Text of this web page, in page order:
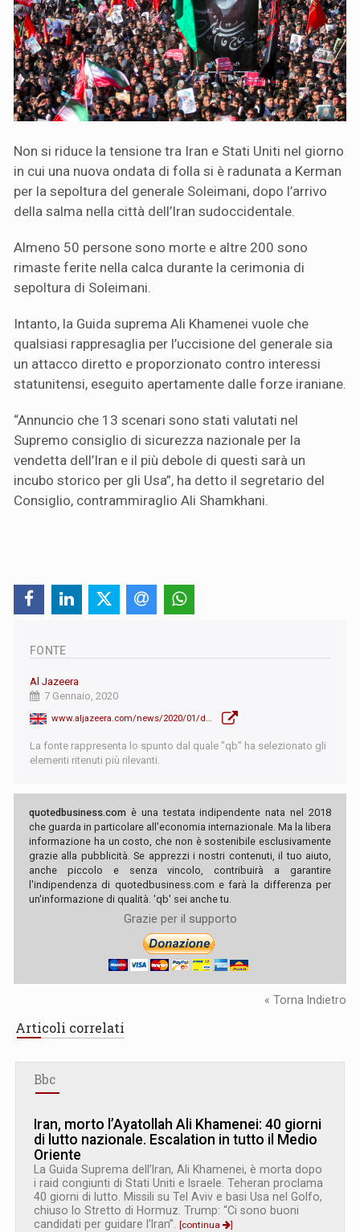
Non si riduce la tensione tra Iran e Stati Uniti nel giorno
in cui una nuova ondata di folla si è radunata a Kerman
per la sepoltura del generale Soleimani, dopo l’arrivo
della salma nella città dell’Iran sudoccidentale.
Almeno 50 persone sono morte e altre 200 sono
rimaste ferite nella calca durante la cerimonia di
sepoltura di Soleimani.
Intanto, la Guida suprema Ali Khamenei vuole che
qualsiasi rappresaglia per l’uccisione del generale sia
un attacco diretto e proporzionato contro interessi
statunitensi, eseguito apertamente dalle forze iraniane.
“Annuncio che 13 scenari sono stati valutati nel
Supremo consiglio di sicurezza nazionale per la
vendetta dell’Iran e il più debole di questi sarà un
incubo storico per gli Usa”, ha detto il segretario del
Consiglio, contrammiraglio Ali Shamkhani.
FONTE
Al Jazeera
7 Gennaio, 2020
www.aljazeera.com/news/2020/01/dozens-killed-stampede-soleimani-funeral-iran-state-tv-200107093406578.html
La fonte rappresenta lo spunto dal quale "qb" ha selezionato gli
elementi ritenuti più rilevanti.
quotedbusiness.com è una testata indipendente nata nel 2018
che guarda in particolare all'economia internazionale. Ma la libera
informazione ha un costo, che non è sostenibile esclusivamente
grazie alla pubblicità. Se apprezzi i nostri contenuti, il tuo aiuto,
anche piccolo e senza vincolo, contribuirà a garantire
l'indipendenza di quotedbusiness.com e farà la differenza per
un'informazione di qualità. 'qb' sei anche tu.
Grazie per il supporto
« Torna Indietro
Articoli correlati
Bbc
Iran, morto l’Ayatollah Ali Khamenei: 40 giorni
di lutto nazionale. Escalation in tutto il Medio
Oriente
La Guida Suprema dell’Iran, Ali Khamenei, è morta dopo
i raid congiunti di Stati Uniti e Israele. Teheran proclama
40 giorni di lutto. Missili su Tel Aviv e basi Usa nel Golfo,
chiuso lo Stretto di Hormuz. Trump: “Ci sono buoni
candidati per guidare l’Iran”. [continua
]